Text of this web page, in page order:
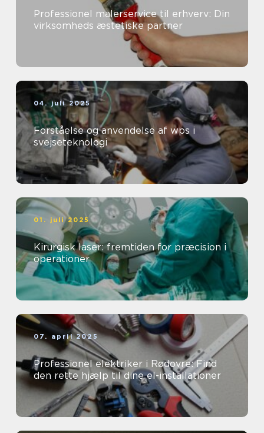
Professionel malerservice til erhverv: Din
virksomheds æstetiske partner
04. juli 2025
Forståelse og anvendelse af wps i
svejseteknologi
01. juli 2025
Kirurgisk laser: fremtiden for præcision i
operationer
07. april 2025
Professionel elektriker i Rødovre: Find
den rette hjælp til dine el-installationer